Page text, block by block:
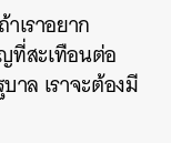
เราอยาก
ที่สะเทือนต่อ
ล เราจะต้องมี